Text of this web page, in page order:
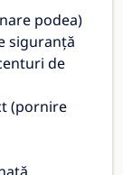
podea)
siguranță
de
(pornire